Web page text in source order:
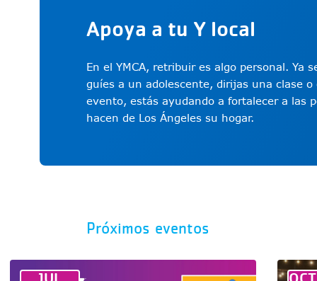
Apoya a tu Y local
En el YMCA, retribuir es algo personal. Ya
guíes a un adolescente, dirijas una clase
evento, estás ayudando a fortalecer a las
hacen de Los Ángeles su hogar.
Próximos eventos